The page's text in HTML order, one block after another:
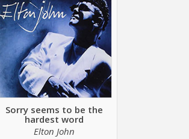
Sorry seems to be the
hardest word
Elton John